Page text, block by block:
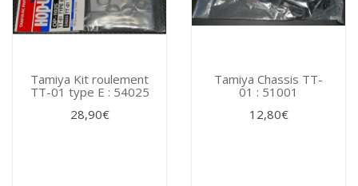
Tamiya Kit roulement
TT-01 type E : 54025
28,90€
Tamiya Chassis TT-
01 : 51001
12,80€